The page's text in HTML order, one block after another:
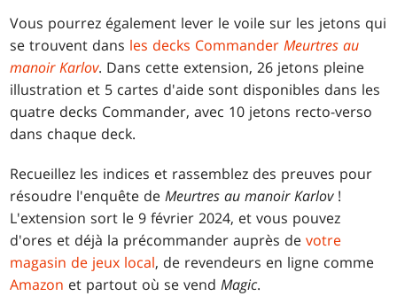
Vous pourrez également lever le voile sur les jetons qui
se trouvent dans les decks CommanderMeurtres au
manoir Karlov. Dans cette extension, 26 jetons pleine
illustration et 5 cartes d'aide sont disponibles dans les
quatre decks Commander, avec 10 jetons recto-verso
dans chaque deck.
Recueillez les indices et rassemblez des preuves pour
résoudre l'enquête deMeurtres au manoir Karlov!
L'extension sort le 9 février 2024, et vous pouvez
d'ores et déjà la précommander auprès devotre
magasin de jeux local, de revendeurs en ligne comme
Amazon et partout où se vendMagic.